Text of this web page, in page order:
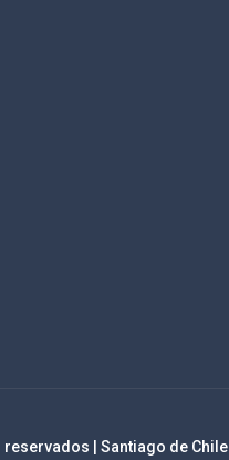
reservados | Santiago de Chile